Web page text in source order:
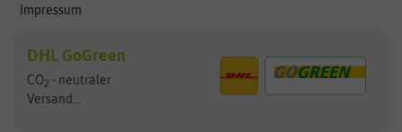
Impressum
DHL GoGreen
CO2 - neutraler
Versand...